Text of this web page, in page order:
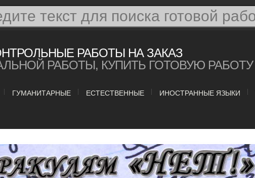
РАБОТЫ НА ЗАКАЗ
РАБОТЫ, КУПИТЬ ГОТОВУЮ РАБОТУ
ГУМАНИТАРНЫЕ ЕСТЕСТВЕННЫЕ ИНОСТРАННЫЕ ЯЗЫКИ